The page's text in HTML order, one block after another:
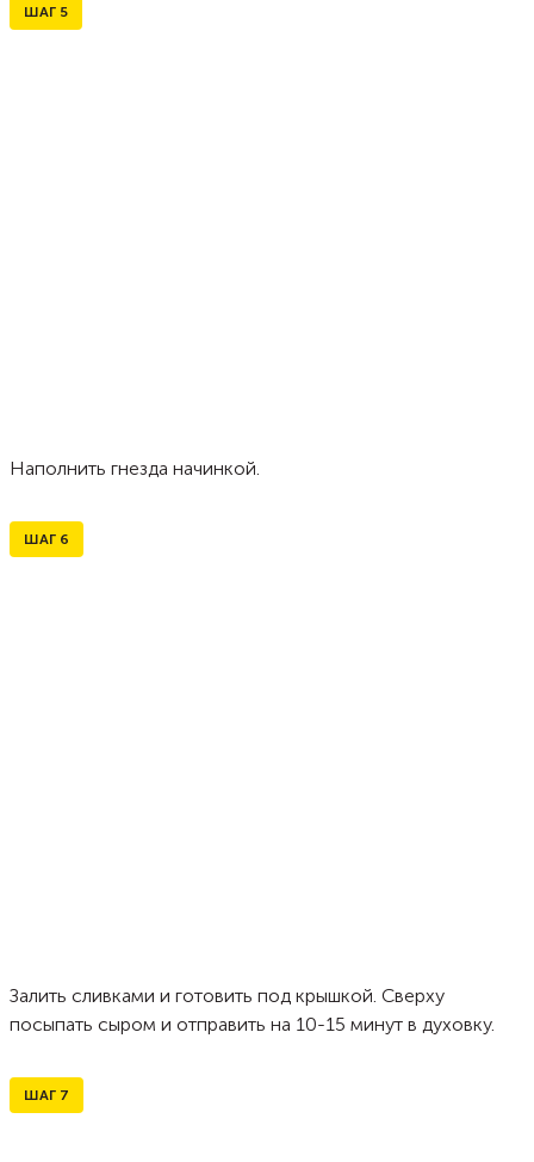
ШАГ 5
Наполнить гнезда начинкой.
ШАГ 6
Залить сливками и готовить под крышкой. Сверху
посыпать сыром и отправить на 10-15 минут в духовку.
ШАГ 7